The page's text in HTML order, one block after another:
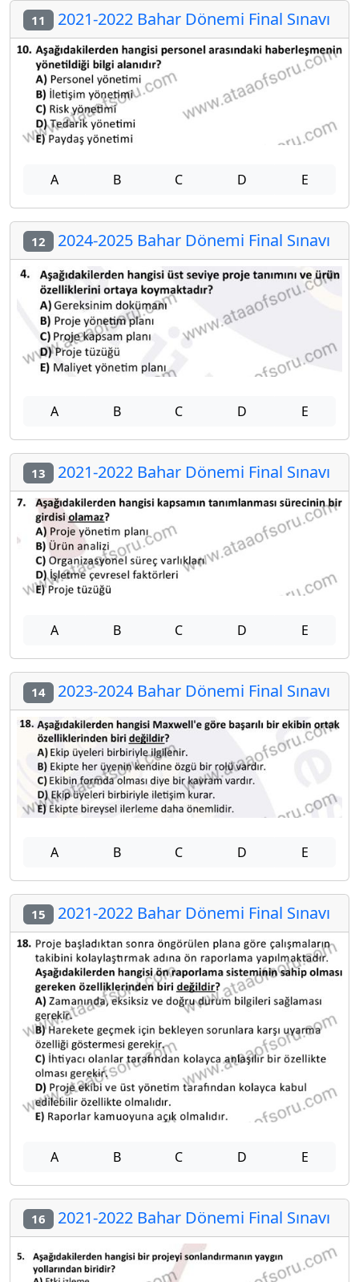
11 2021-2022 Bahar Dönemi Final Sınavı
A B C D E
12 2024-2025 Bahar Dönemi Final Sınavı
A B C D E
13 2021-2022 Bahar Dönemi Final Sınavı
A B C D E
14 2023-2024 Bahar Dönemi Final Sınavı
A B C D E
15 2021-2022 Bahar Dönemi Final Sınavı
A B C D E
16 2021-2022 Bahar Dönemi Final Sınavı